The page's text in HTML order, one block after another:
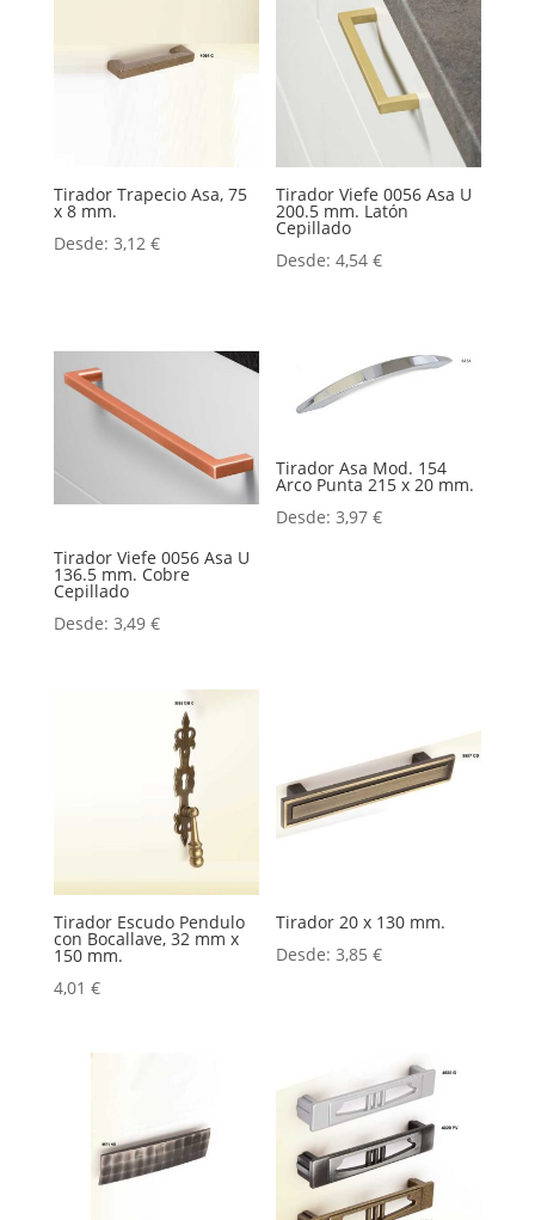
Tirador Trapecio Asa, 75
x 8 mm.
Desde: 3,12 €
Tirador Viefe 0056 Asa U
200.5 mm. Latón
Cepillado
Desde:4,54€
Tirador Viefe 0056 Asa U
136.5 mm. Cobre
Cepillado
Desde: 3,49 €
Tirador Asa Mod. 154
Arco Punta 215 x 20 mm.
Desde:3,97€
Tirador Escudo Pendulo
con Bocallave, 32 mm x
150 mm.
4,01 €
Tirador 20 x 130 mm.
Desde:3,85€